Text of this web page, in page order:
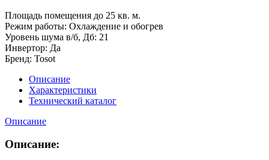
Площадь помещения до 25 кв. м.
Режим работы: Охлаждение и обогрев
Уровень шума в/б, Дб: 21
Инвертор: Да
Бренд: Tosot
Описание
Характеристики
Технический каталог
Описание
Описание: